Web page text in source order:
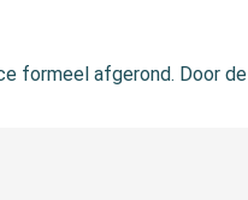
formeel afgerond. Door de